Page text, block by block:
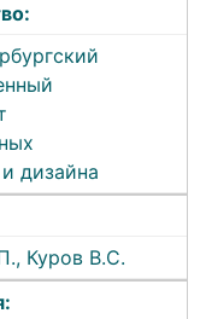
дизайна
Куров В.С.